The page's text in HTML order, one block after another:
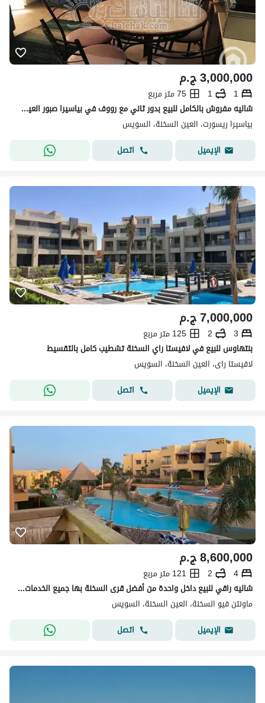
ج.م3,000,000
1
1
75 متر مربع
شاليه مفروش بالكامل للبيع بدور ثاني مع رووف في بياسيرا صبور العين السخنة بإطلالة مباشرة على البحر استلام فوري فرصة رائعة للاستثمار والسكن الراقي
بياسيرا ريسورت، العين السخنة، السويس
الإيميل
اتصل
ج.م7,000,000
3
2
125 متر مربع
بنتهاوس للبيع في لافيستا راي السخنة تشطيب كامل بالتقسيط
لافيستا راى، العين السخنة، السويس
الإيميل
اتصل
ج.م8,600,000
4
2
121 متر مربع
شاليه راقي للبيع داخل واحدة من أفضل قرى السخنة بها جميع الخدمات قرية مونتن فيو العين السحنه بها مطاعم ,كافيهات ,حمامات سباحه, اكوا بارك للاطفال. . . . . . .
ماونتن فيو السخنة، العين السخنة، السويس
الإيميل
اتصل